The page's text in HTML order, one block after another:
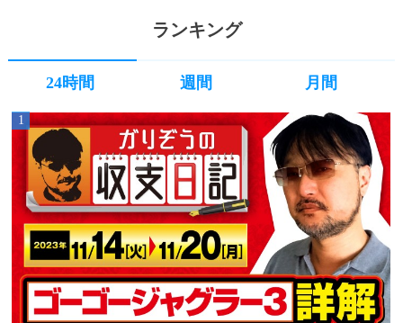
ランキング
24時間 週間 月間
1